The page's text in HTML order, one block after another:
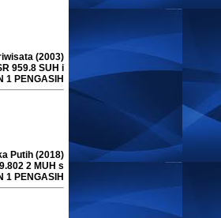
(2003)
959.8 SUH i
1 PENGASIH
Putih (2018)
2 MUH s
1 PENGASIH